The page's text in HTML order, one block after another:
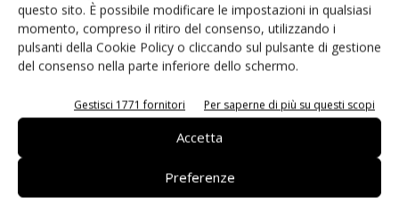
questo sito. È possibile modificare le impostazioni in qualsiasi
momento, compreso il ritiro del consenso, utilizzando i
pulsanti della Cookie Policy o cliccando sul pulsante di gestione
del consenso nella parte inferiore dello schermo.
Gestisci 1771 fornitori Per saperne di più su questi scopi
Accetta
Preferenze
prossimi commenti.